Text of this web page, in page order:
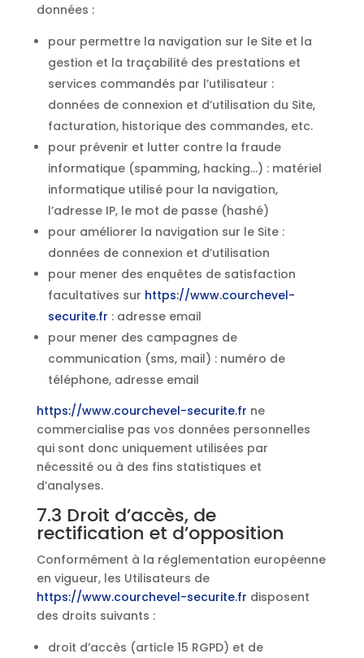
données :
pour permettre la navigation sur le Site et la
gestion et la traçabilité des prestations et
services commandés par l’utilisateur :
données de connexion et d’utilisation du Site,
facturation, historique des commandes, etc.
pour prévenir et lutter contre la fraude
informatique (spamming, hacking…) : matériel
informatique utilisé pour la navigation,
l’adresse IP, le mot de passe (hashé)
pour améliorer la navigation sur le Site :
données de connexion et d’utilisation
pour mener des enquêtes de satisfaction
facultatives sur https://www.courchevel-
securite.fr : adresse email
pour mener des campagnes de
communication (sms, mail) : numéro de
téléphone, adresse email
https://www.courchevel-securite.fr ne
commercialise pas vos données personnelles
qui sont donc uniquement utilisées par
nécessité ou à des fins statistiques et
d’analyses.
7.3 Droit d’accès, de
rectification et d’opposition
Conformément à la réglementation européenne
en vigueur, les Utilisateurs de
https://www.courchevel-securite.fr disposent
des droits suivants :
droit d’accès (article 15 RGPD) et de